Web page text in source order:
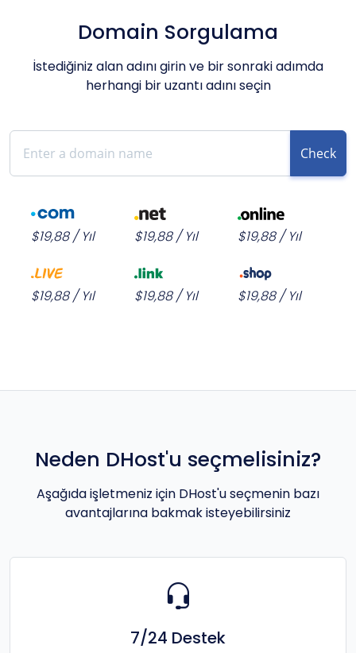
Domain Sorgulama
İstediğiniz alan adını girin ve bir sonraki adımda
herhangi bir uzantı adını seçin
Check
$19,88 / Yıl $19,88 / Yıl $19,88 / Yıl
$19,88 / Yıl $19,88 / Yıl $19,88 / Yıl
Neden DHost'u seçmelisiniz?
Aşağıda işletmeniz için DHost'u seçmenin bazı
avantajlarına bakmak isteyebilirsiniz
7/24 Destek